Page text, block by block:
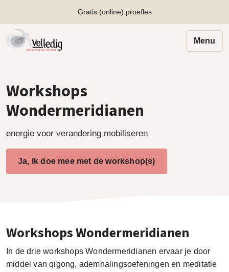
Gratis (online) proefles
Menu
Workshops
Wondermeridianen
energie voor verandering mobiliseren
Ja, ik doe mee met de workshop(s)
Workshops Wondermeridianen
In de drie workshops Wondermeridianen ervaar je door
middel van qigong, ademhalingsoefeningen en meditatie